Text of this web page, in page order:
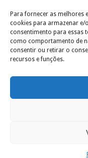
Para fornecer as melhores
cookies para armazenar e/
consentimento para essas
como comportamento de
consentir ou retirar o
recursos e funções.
Clique para
João de
©